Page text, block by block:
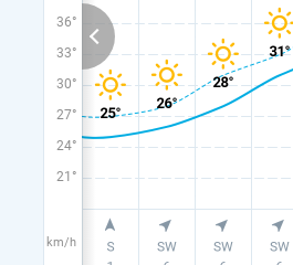
36°
33°
30°
27°
24°
21°
km/h